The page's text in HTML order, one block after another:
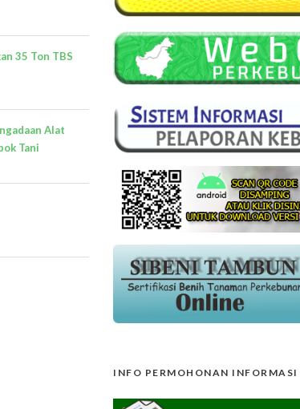
35 Ton TBS
Alat
Tani
INFO PERMOHONAN INFORMASI